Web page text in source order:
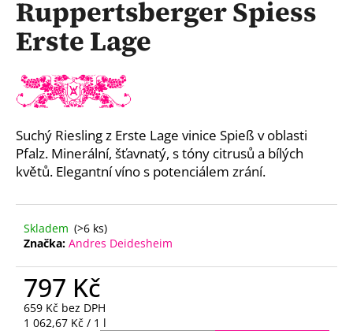
Ruppertsberger Spiess
Erste Lage
Suchý Riesling z Erste Lage vinice Spieß v oblasti
Pfalz. Minerální, šťavnatý, s tóny citrusů a bílých
květů. Elegantní víno s potenciálem zrání.
Skladem (>6 ks)
Značka: Andres Deidesheim
797 Kč
659 Kč bez DPH
Měrná
1 062,67 Kč / 1 l
a
j
t
?
D
o
p
o